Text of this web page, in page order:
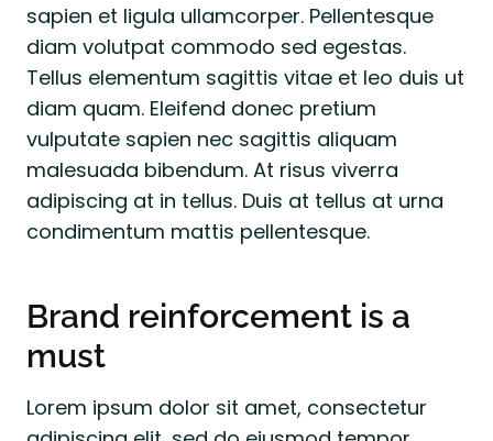
sapien et ligula ullamcorper. Pellentesque
diam volutpat commodo sed egestas.
Tellus elementum sagittis vitae et leo duis ut
diam quam. Eleifend donec pretium
vulputate sapien nec sagittis aliquam
malesuada bibendum. At risus viverra
adipiscing at in tellus. Duis at tellus at urna
condimentum mattis pellentesque.
Brand reinforcement is a
must
Lorem ipsum dolor sit amet, consectetur